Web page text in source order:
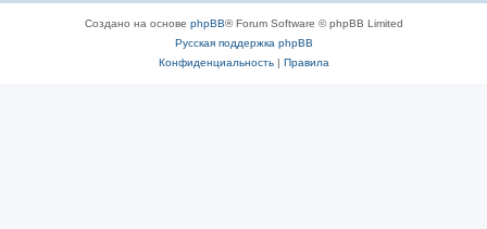
Создано на основе phpBB® Forum Software © phpBB Limited
Русская поддержка phpBB
Конфиденциальность| Правила